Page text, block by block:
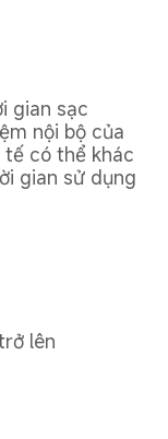
gian sạc
nội bộ của
có thể khác
gian sử dụng
lên